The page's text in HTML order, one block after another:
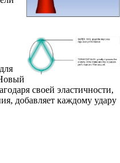
своей эластичности,
добавляет каждому удару